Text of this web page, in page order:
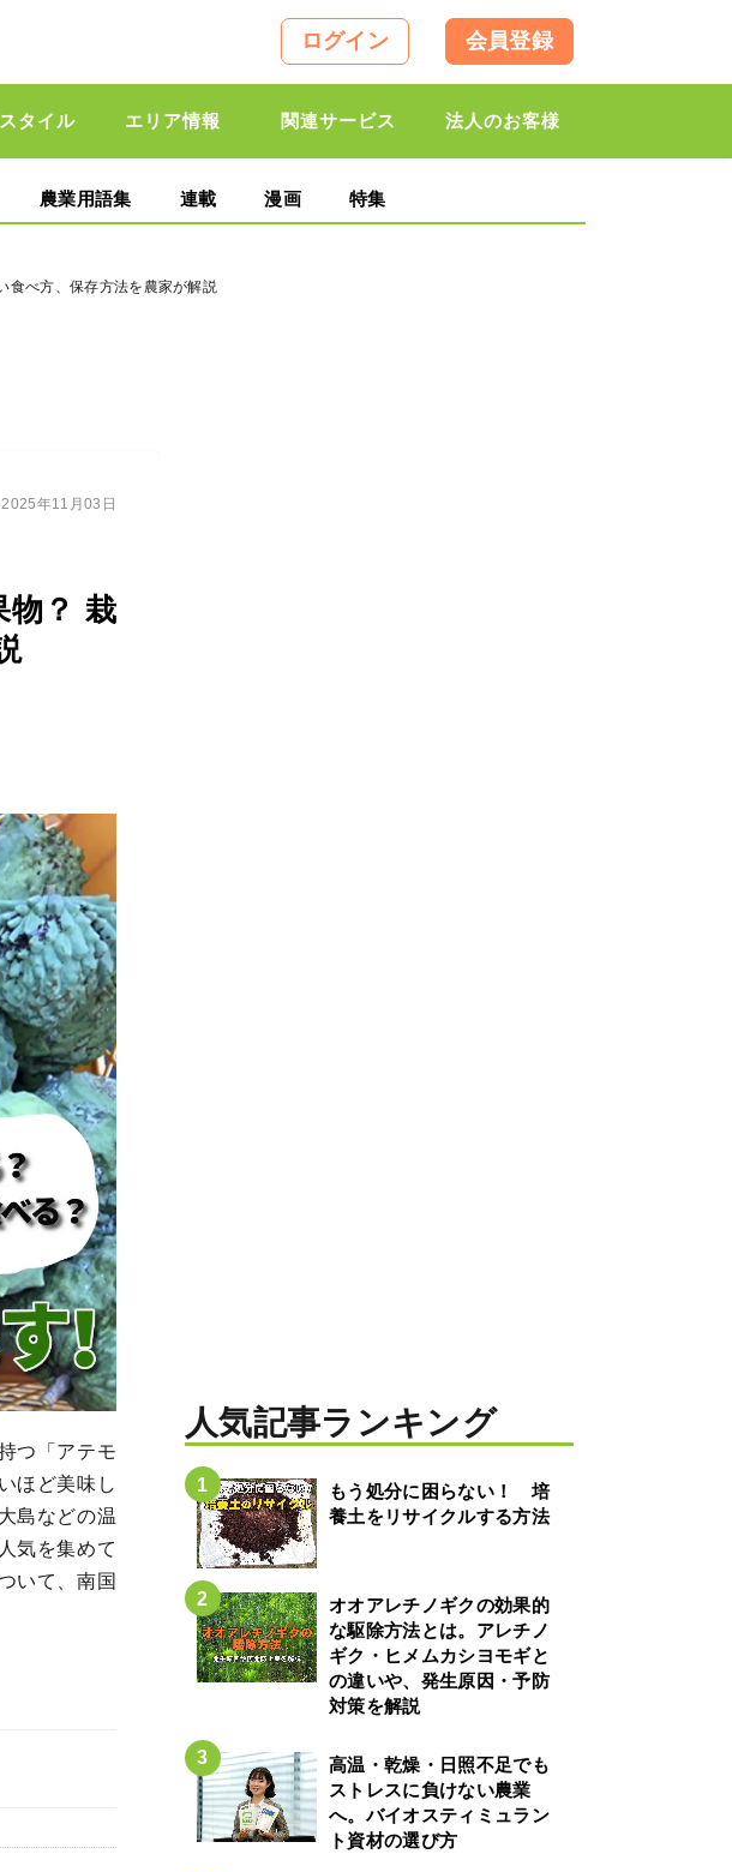
ログイン 会員登録
タイル エリア情報 関連サービス 法人のお客様
農業用語集 連載 漫画 特集
食べ方、保存方法を農家が解説
物？ 栽
2025年11月03日
つ「アテモ
ほど美味し
島などの温
気を集めて
いて、南国
人気記事ランキング
もう処分に困らない！ 培
養土をリサイクルする方法
オオアレチノギクの効果的
な駆除方法とは。アレチノ
ギク・ヒメムカシヨモギと
の違いや、発生原因・予防
対策を解説
高温・乾燥・日照不足でも
ストレスに負けない農業
へ。バイオスティミュラン
ト資材の選び方